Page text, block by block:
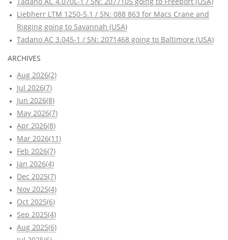
Liebherr LTM 1250-5.1 / SN: 088 863 for Macs Crane and
Rigging going to Savannah (USA)
Tadano AC 3.045-1 / SN: 2071468 going to Baltimore (USA)
ARCHIVES
Aug 2026(2)
Jul 2026(7)
Jun 2026(8)
May 2026(7)
Apr 2026(8)
Mar 2026(11)
Feb 2026(7)
Jan 2026(4)
Dec 2025(7)
Nov 2025(4)
Oct 2025(6)
Sep 2025(4)
Aug 2025(6)